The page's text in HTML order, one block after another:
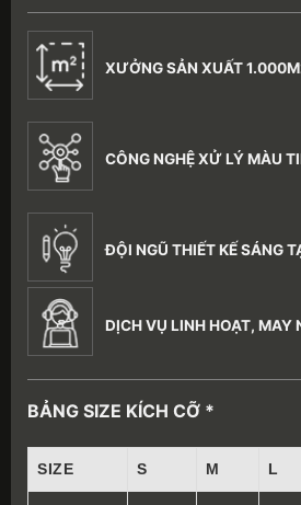
XƯỞNG SẢN XUẤT
CÔNG NGHỆ XỬ LÝ MÀU
ĐỘI NGŨ THIẾT KẾ SÁNG
DỊCH VỤ LINH HOẠT, MAY
BẢNG SIZE KÍCH CỠ *
SIZE S M L